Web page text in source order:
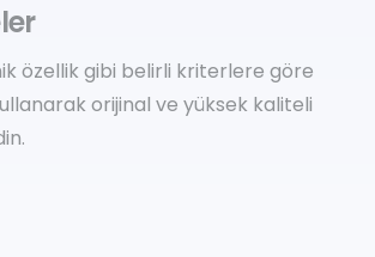
özellik gibi belirli kriterlere göre
orijinal ve yüksek kaliteli